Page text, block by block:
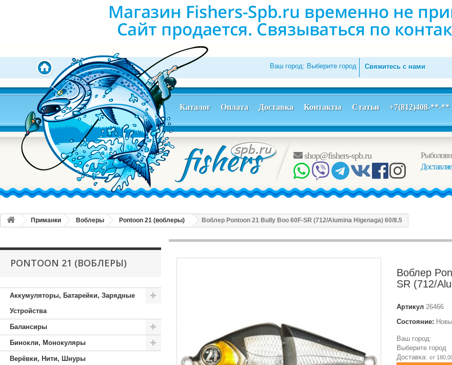
Свяжитесь с нами
Ваш город: Выберите город
Каталог Оплата Доставка Контакты Статьи +7(812)408-**-**
shop@fishers-spb.ru
Приманки Воблеры Pontoon 21 (воблеры) Воблер Pontoon 21 Bully Boo 60F-SR (712/Alumina Higenaga) 60/8.5
PONTOON 21 (ВОБЛЕРЫ)
Аккумуляторы, Батарейки, Зарядные
Устройства
Балансиры
Бинокли, Монокуляры
Верёвки, Нити, Шнуры
Воблер
SR (712/
Артикул 26466
Состояние:
Ваш город:
Выберите город
Доставка: от